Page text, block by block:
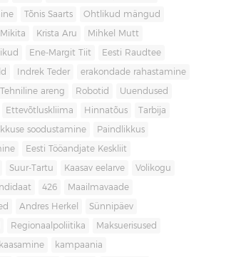
Tõnis Saarts Ohtlikud mängud
Krista Aru Mihkel Mutt
Ene-Margit Tiit Eesti Raudtee
Indrek Teder erakondade rahastamine
Tehniline areng Robotid Uuendused
Ettevõtluskliima Hinnatõus Tarbija
soodustamine Paindlikkus
Eesti Tööandjate Keskliit
Suur-Tartu Kaasav eelarve Volikogu
426 Maailmavaade
Andres Herkel Sünnipäev
Regionaalpoliitika Maksuerisused
kaasamine kampaania